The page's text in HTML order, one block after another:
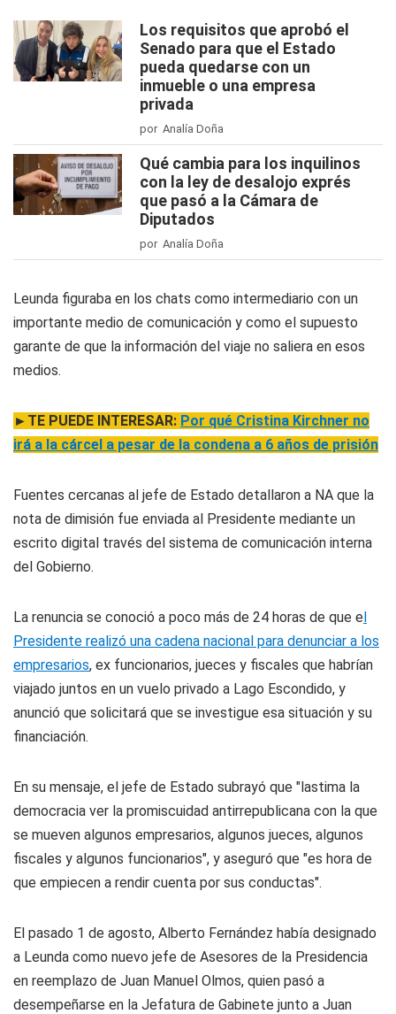
Los requisitos que aprobó el
Senado para que el Estado
pueda quedarse con un
inmueble o una empresa
privada
por Analía Doña
Qué cambia para los inquilinos
con la ley de desalojo exprés
que pasó a la Cámara de
Diputados
por Analía Doña
Leunda figuraba en los chats como intermediario con un
importante medio de comunicación y como el supuesto
garante de que la información del viaje no saliera en esos
medios.
►TE PUEDE INTERESAR: Por qué Cristina Kirchner no
irá a la cárcel a pesar de la condena a 6 años de prisión
Fuentes cercanas al jefe de Estado detallaron a NA que la
nota de dimisión fue enviada al Presidente mediante un
escrito digital través del sistema de comunicación interna
del Gobierno.
La renuncia se conoció a poco más de 24 horas de que el
Presidente realizó una cadena nacional para denunciar a los
empresarios, ex funcionarios, jueces y fiscales que habrían
viajado juntos en un vuelo privado a Lago Escondido, y
anunció que solicitará que se investigue esa situación y su
financiación.
En su mensaje, el jefe de Estado subrayó que "lastima la
democracia ver la promiscuidad antirrepublicana con la que
se mueven algunos empresarios, algunos jueces, algunos
fiscales y algunos funcionarios", y aseguró que "es hora de
que empiecen a rendir cuenta por sus conductas".
El pasado 1 de agosto, Alberto Fernández había designado
a Leunda como nuevo jefe de Asesores de la Presidencia
en reemplazo de Juan Manuel Olmos, quien pasó a
desempeñarse en la Jefatura de Gabinete junto a Juan